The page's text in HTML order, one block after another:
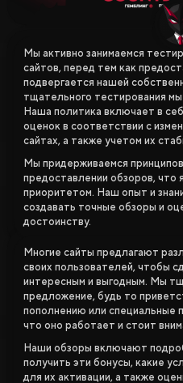
Мы активно занимаемся
сайтов, перед тем как
подвергается нашей
тщательного тестирования
Наша политика включает в
оценок в соответствии с
сайтах, а также учетом их
Мы придерживаемся
предоставлении обзоров, что
приоритетом. Наш опыт и
создавать точные обзоры и
достоинству.
Многие сайты предлагают
своих пользователей, чтобы
интересным и выгодным. Мы
предложение, будь то
пополнению или специальные
что оно работает и стоит
Наши обзоры включают
получить эти бонусы, какие
для их активации, а также